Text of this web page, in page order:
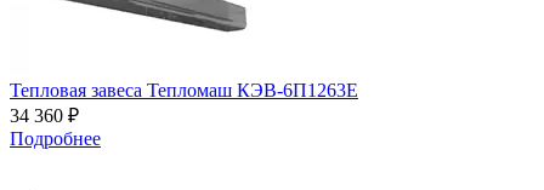
Тепловая завеса Тепломаш КЭВ-6П1263Е
34 360 ₽
Подробнее